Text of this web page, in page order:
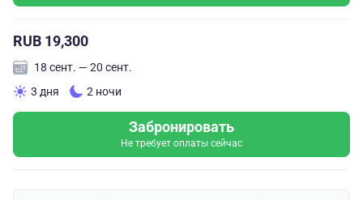
RUB 19,300
18 сент. — 20 сент.
3 дня
2 ночи
Забронировать
Не требует оплаты сейчас